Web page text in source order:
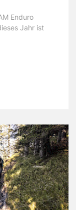
Enduro
Jahr ist